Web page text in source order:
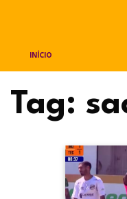
INÍCIO
Tag: